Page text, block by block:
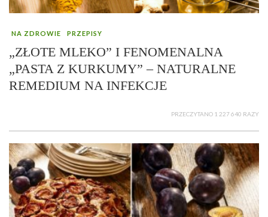
NA ZDROWIE PRZEPISY
„ZŁOTE MLEKO” I FENOMENALNA
„PASTA Z KURKUMY” – NATURALNE
REMEDIUM NA INFEKCJE
PRZECZYTANO 1 227 640 RAZY